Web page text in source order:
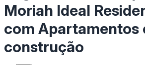
Moriah Ideal
com Apartamentos
construção